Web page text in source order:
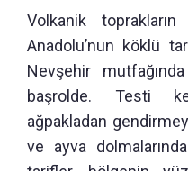
Volkanik
Anadolu’nun köklü
Nevşehir
başrolde. Testi
ağpakladan
ve ayva